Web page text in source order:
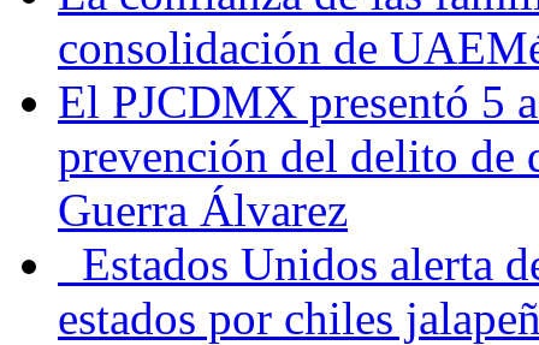
consolidación de
El PJCDMX presentó 5
prevención del delito de
Guerra Álvarez
Estados Unidos alerta
estados por chiles